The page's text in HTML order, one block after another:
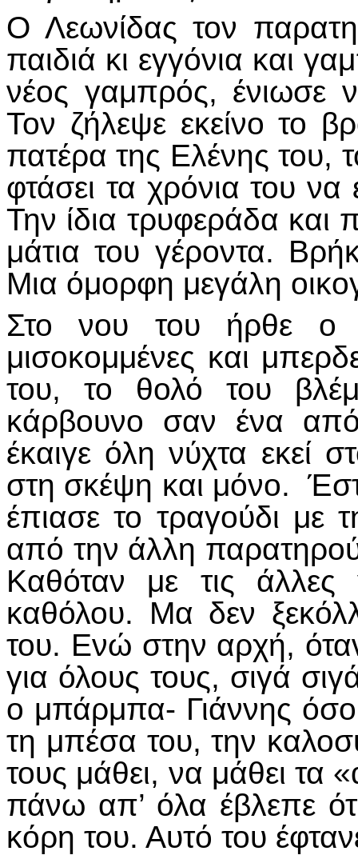
Ο Λεωνίδας τον
παιδιά κι εγγόνια και
νέος γαμπρός, ένιωσε
Τον ζήλεψε εκείνο το
πατέρα της Ελένης του,
φτάσει τα χρόνια του να
Την ίδια τρυφεράδα και
μάτια του γέροντα.
Μια όμορφη μεγάλη
Στο νου του ήρθε ο
μισοκομμένες και
του, το θολό του
κάρβουνο σαν ένα
έκαιγε όλη νύχτα εκεί
στη σκέψη και μόνο.
έπιασε το τραγούδι
από την άλλη
Καθόταν με τις άλλες
καθόλου. Μα δεν
του. Ενώ στην αρχή,
για όλους τους, σιγά
ο μπάρμπα- Γιάννης όσο
τη μπέσα του, την
τους μάθει, να μάθει τα
πάνω απ’ όλα έβλεπε
κόρη του. Αυτό του